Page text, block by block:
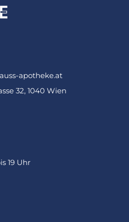
apotheke.at
32, 1040 Wien
19 Uhr